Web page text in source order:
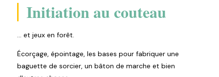
Initiation au couteau
... et jeux en forêt.
Écorçage, épointage, les bases pour fabriquer une
baguette de sorcier, un bâton de marche et bien